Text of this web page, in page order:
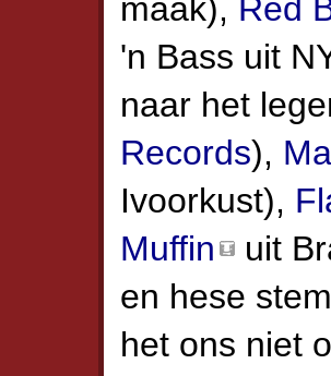
maak), Red
'n Bass uit
naar het
Records),
Ivoorkust),
Muffin
uit
en hese
het ons niet